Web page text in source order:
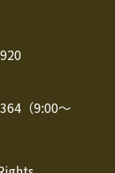
（9:00～